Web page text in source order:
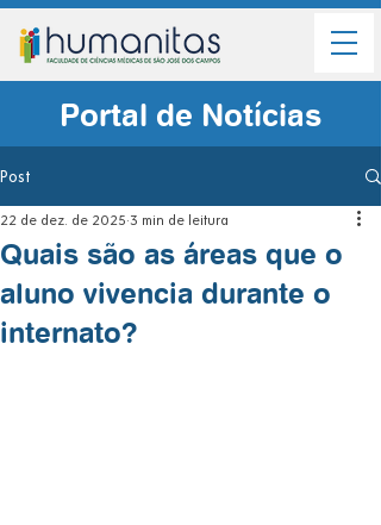
Portal de Notícias
Post
Quais são as áreas que o
aluno vivencia durante o
internato?
22 de dez. de 2025 3 min de leitura